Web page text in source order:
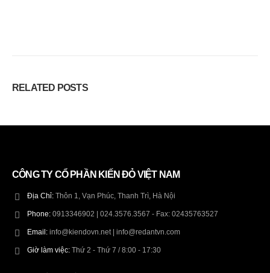
RELATED POSTS
CÔNG TY CỔ PHẦN KIẾN ĐỎ VIỆT NAM
Địa Chỉ: Thôn 1, Vạn Phúc, Thanh Trì, Hà Nội
Phone: 0913346902 | 024.3576.3567 - Fax: 02435763527
Email: info@kiendovn.net | info@redantvn.com
Giờ làm việc: Thứ 2 - Thứ 7 / 8:00 - 17:30